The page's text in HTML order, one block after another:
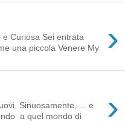
›
Curiosa Sei entrata
una piccola Venere My
›
Sinuosamente, ... e
a quel mondo di